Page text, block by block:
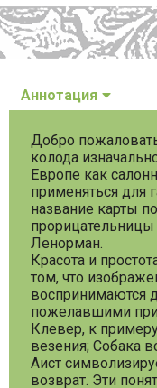
Аннотация
Добро
колода
Европе как
применяться для
название карты
Ленорман.
Красота и
том, что
воспринимаются
пожелавшими
Клевер, к
везения; Собака
Аист
возврат. Эти